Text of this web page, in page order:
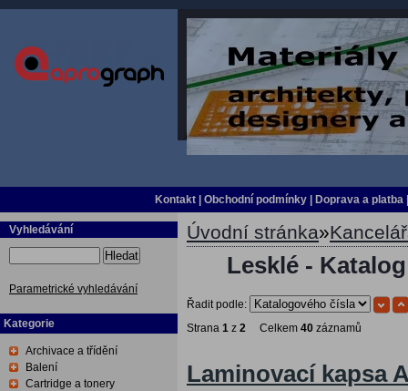
Kontakt Obchodní podmínky Doprava a platba
Vyhledávání
Hledat
Parametrické vyhledávání
Kategorie
Archivace a třídění
Balení
Cartridge a tonery
Úvodní stránka»
Lesklé - Katalog
Řadit podle:
Strana 1 z 2 Celkem 40 záznamů
Laminovací kapsa